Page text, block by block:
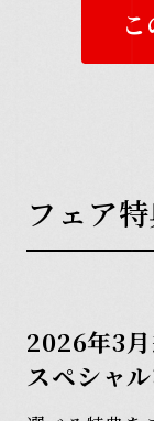
フ ェア特
2026年3
スペシャ